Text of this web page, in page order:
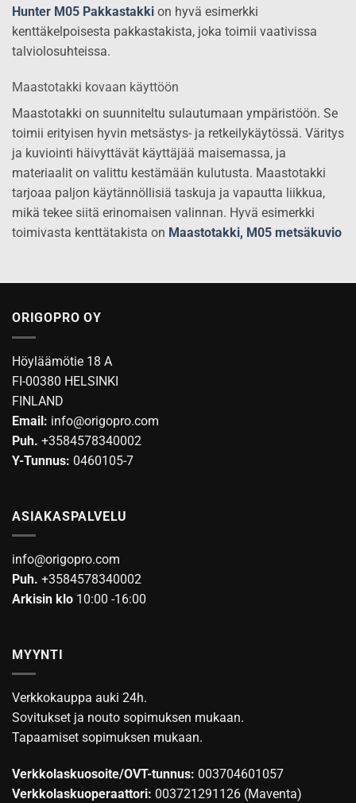
Hunter M05 Pakkastakki on hyvä esimerkki
kenttäkelpoisesta pakkastakista, joka toimii vaativissa
talviolosuhteissa.
Maastotakki kovaan käyttöön
Maastotakki on suunniteltu sulautumaan ympäristöön. Se
toimii erityisen hyvin metsästys- ja retkeilykäytössä. Väritys
ja kuviointi häivyttävät käyttäjää maisemassa, ja
materiaalit on valittu kestämään kulutusta. Maastotakki
tarjoaa paljon käytännöllisiä taskuja ja vapautta liikkua,
mikä tekee siitä erinomaisen valinnan. Hyvä esimerkki
toimivasta kenttätakista on Maastotakki, M05 metsäkuvio
ORIGOPRO OY
Höyläämötie 18 A
FI-00380 HELSINKI
FINLAND
Email: info@origopro.com
Puh. +3584578340002
Y-Tunnus: 0460105-7
ASIAKASPALVELU
info@origopro.com
Puh. +3584578340002
Arkisin klo 10:00 -16:00
MYYNTI
Verkkokauppa auki 24h.
Sovitukset ja nouto sopimuksen mukaan.
Tapaamiset sopimuksen mukaan.
Verkkolaskuosoite/OVT-tunnus: 003704601057
Verkkolaskuoperaattori: 003721291126 (Maventa)